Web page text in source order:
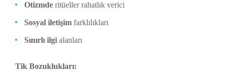
Otizmde ritüeller rahatlık verici
Sosyal iletişim farklılıkları
Sınırlı ilgi alanları
Tik Bozuklukları: